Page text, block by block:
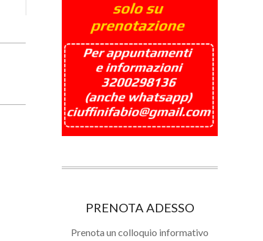
PRENOTA ADESSO
Prenota un colloquio informativo